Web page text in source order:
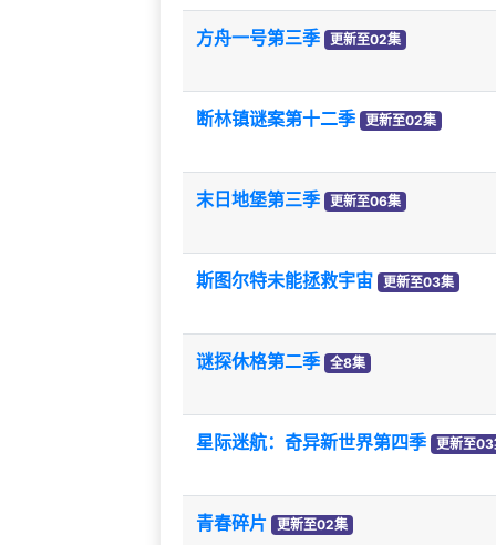
方舟一号第三季 更新至02集
断林镇谜案第十二季 更新至02集
末日地堡第三季 更新至06集
斯图尔特未能拯救宇宙 更新至03集
谜探休格第二季 全8集
星际迷航：奇异新世界第四季 更新至03
青春碎片 更新至02集